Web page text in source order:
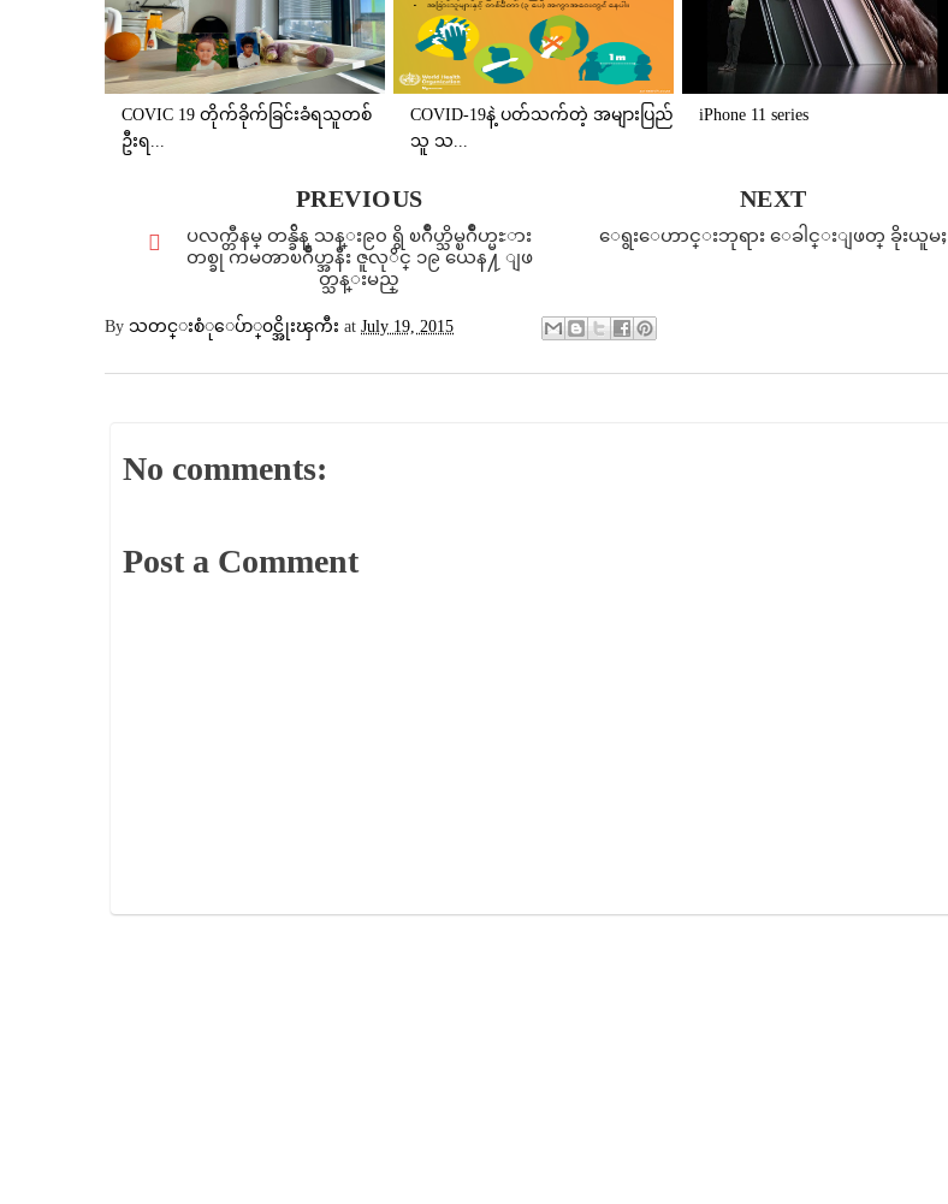
COVIC 19 တိုက်ခိုက်ခြင်းခံရသူတစ်
ဦးရ...
COVID-19နဲ့ ပတ်သက်တဲ့ အများပြည်
သူ သ...
iPhone 11 series
NEXT
ေရွးေဟာင္းဘုရား ေခါင္းျဖတ္ ခိုးယူမႈ
PREVIOUS
ပလက္တီနမ္ တန္ခ်ိန္ သန္း၉၀ ရွိ ၿဂိဳဟ္သိမ္ၿဂိဳဟ္မႊား
တစ္ခု ကမၻာၿဂိဳဟ္အနီး ဇူလုိင္ ၁၉ ယေန႔ ျဖ
တ္သန္းမည္
By သတင္းစံုေပ်ာ္၀င္အိုးၾကီး at July 19, 2015
No comments:
Post a Comment